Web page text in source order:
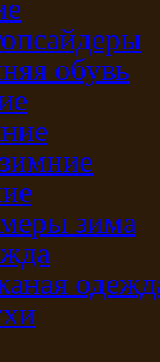
обувь
зима